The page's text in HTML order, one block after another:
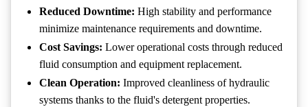
Reduced Downtime: High stability and performance
minimize maintenance requirements and downtime.
Cost Savings: Lower operational costs through reduced
fluid consumption and equipment replacement.
Clean Operation: Improved cleanliness of hydraulic
systems thanks to the fluid's detergent properties.